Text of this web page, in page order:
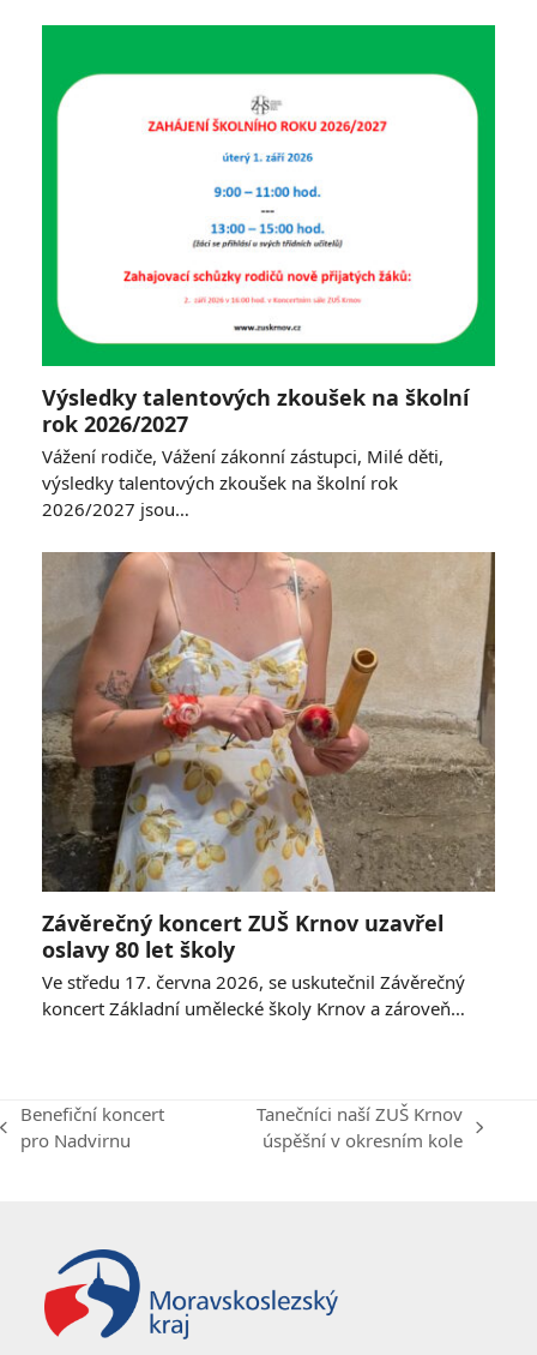
Výsledky talentových zkoušek na školní
rok 2026/2027
Vážení rodiče, Vážení zákonní zástupci, Milé děti,
výsledky talentových zkoušek na školní rok
2026/2027 jsou…
Závěrečný koncert ZUŠ Krnov uzavřel
oslavy 80 let školy
Ve středu 17. června 2026, se uskutečnil Závěrečný
koncert Základní umělecké školy Krnov a zároveň…
previous
Benefiční koncert
pro Nadvirnu
Tanečníci naší ZUŠ Krnov
úspěšní v okresním kole